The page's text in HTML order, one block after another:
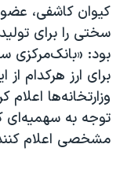
کیوان کاشفی، عضو
سختی را برای
بود:
برای ارز هرکدام از
وزارتخانه‌‌‌‌ها
توجه به
مشخصی اعلام